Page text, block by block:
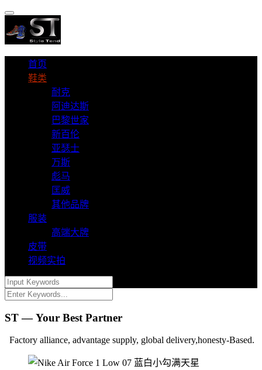
首页
鞋类
耐克
阿迪达斯
巴黎世家
新百伦
亚瑟士
万斯
彪马
匡威
其他品牌
服装
高端大牌
皮带
视频实拍
ST — Your Best Partner
Factory alliance, advantage supply, global delivery,honesty-Based.